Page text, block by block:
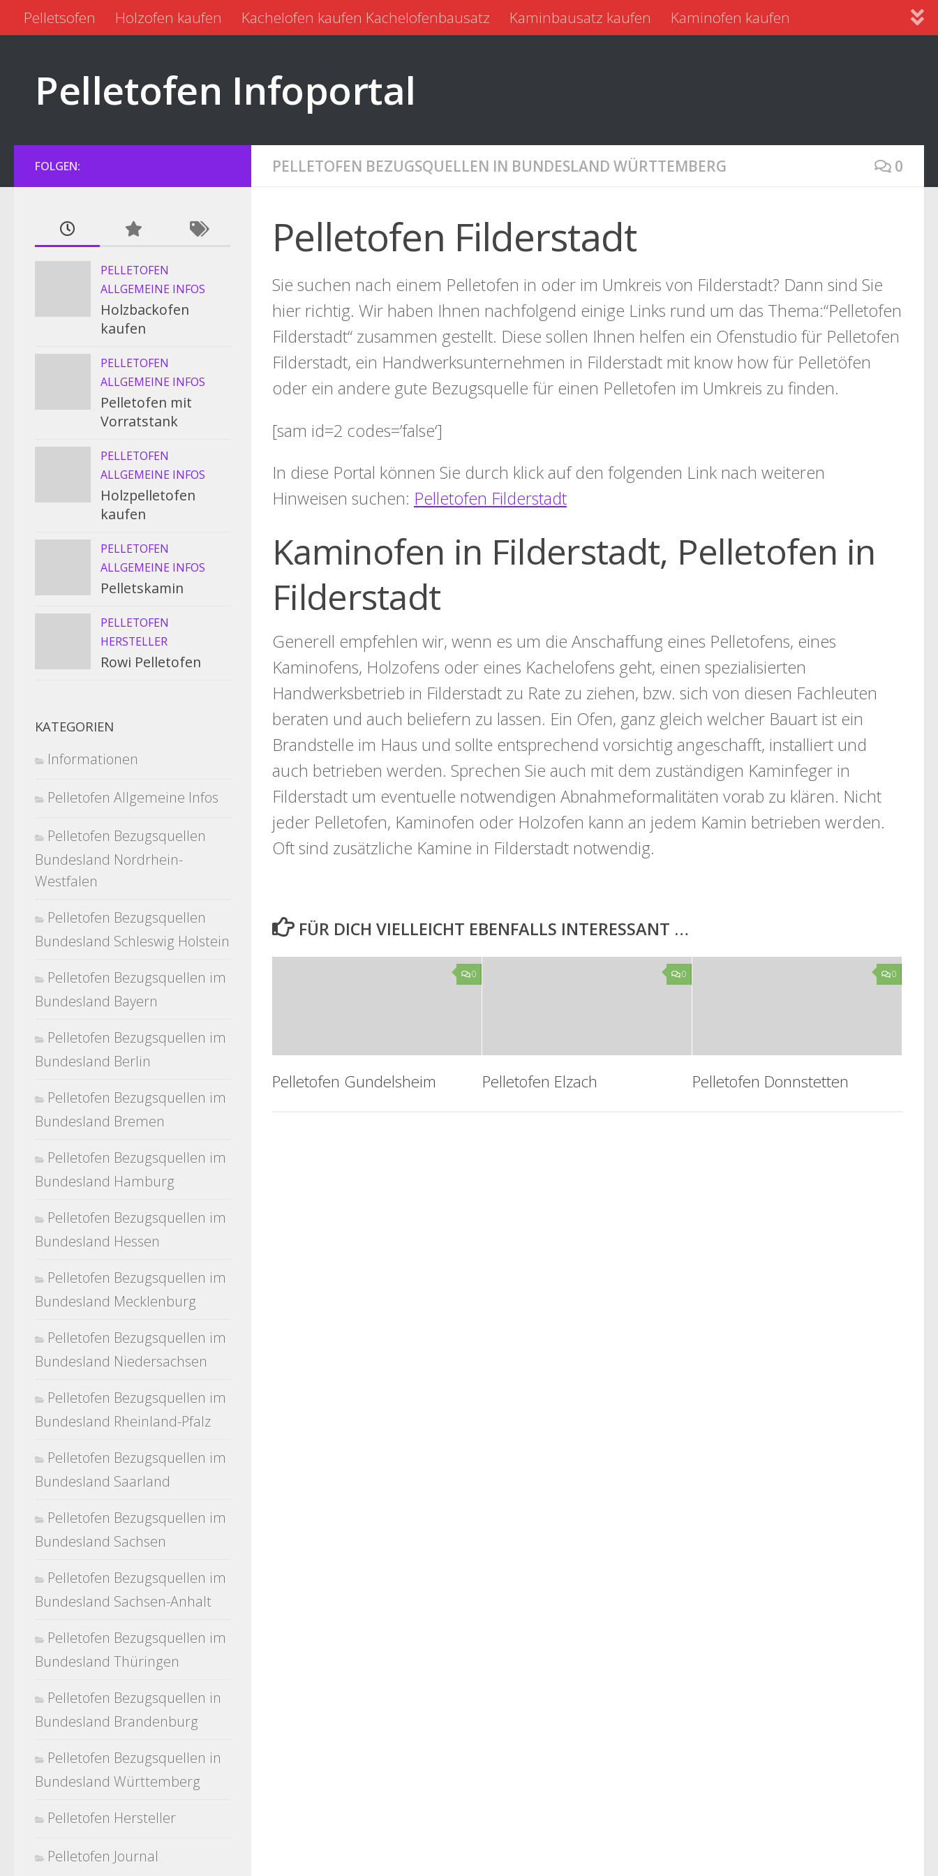
Zum Inhalt springen
Pelletsofen Holzofen kaufen Kachelofen kaufen Kachelofenbausatz Kaminbausatz kaufen
Kaminofen kaufen
Pelletofen Infoportal
PELLETOFEN BEZUGSQUELLEN IN BUNDESLAND WÜRTTEMBERG 0
Pelletofen Filderstadt
Sie suchen nach einem Pelletofen in oder im Umkreis von Filderstadt? Dann sind Sie
hier richtig. Wir haben Ihnen nachfolgend einige Links rund um das Thema:“Pelletofen
Filderstadt“ zusammen gestellt. Diese sollen Ihnen helfen ein Ofenstudio für Pelletofen
Filderstadt, ein Handwerksunternehmen in Filderstadt mit know how für Pelletöfen
oder ein andere gute Bezugsquelle für einen Pelletofen im Umkreis zu finden.
[sam id=2 codes=’false‘]
In diese Portal können Sie durch klick auf den folgenden Link nach weiteren
Hinweisen suchen: Pelletofen Filderstadt
Kaminofen in Filderstadt, Pelletofen in
Filderstadt
Generell empfehlen wir, wenn es um die Anschaffung eines Pelletofens, eines
Kaminofens, Holzofens oder eines Kachelofens geht, einen spezialisierten
Handwerksbetrieb in Filderstadt zu Rate zu ziehen, bzw. sich von diesen Fachleuten
beraten und auch beliefern zu lassen. Ein Ofen, ganz gleich welcher Bauart ist ein
Brandstelle im Haus und sollte entsprechend vorsichtig angeschafft, installiert und
auch betrieben werden. Sprechen Sie auch mit dem zuständigen Kaminfeger in
Filderstadt um eventuelle notwendigen Abnahmeformalitäten vorab zu klären. Nicht
jeder Pelletofen, Kaminofen oder Holzofen kann an jedem Kamin betrieben werden.
Oft sind zusätzliche Kamine in Filderstadt notwendig.
FÜR DICH VIELLEICHT EBENFALLS INTERESSANT …
0
Pelletofen Gundelsheim
0
Pelletofen Elzach
0
Pelletofen Donnstetten
FOLGEN:
PELLETOFEN
ALLGEMEINE INFOS
Holzbackofen
kaufen
PELLETOFEN
ALLGEMEINE INFOS
Pelletofen mit
Vorratstank
PELLETOFEN
ALLGEMEINE INFOS
Holzpelletofen
kaufen
PELLETOFEN
ALLGEMEINE INFOS
Pelletskamin
PELLETOFEN
HERSTELLER
Rowi Pelletofen
KATEGORIEN
Informationen
Pelletofen Allgemeine Infos
Pelletofen Bezugsquellen
Bundesland Nordrhein-
Westfalen
Pelletofen Bezugsquellen
Bundesland Schleswig Holstein
Pelletofen Bezugsquellen im
Bundesland Bayern
Pelletofen Bezugsquellen im
Bundesland Berlin
Pelletofen Bezugsquellen im
Bundesland Bremen
Pelletofen Bezugsquellen im
Bundesland Hamburg
Pelletofen Bezugsquellen im
Bundesland Hessen
Pelletofen Bezugsquellen im
Bundesland Mecklenburg
Pelletofen Bezugsquellen im
Bundesland Niedersachsen
Pelletofen Bezugsquellen im
Bundesland Rheinland-Pfalz
Pelletofen Bezugsquellen im
Bundesland Saarland
Pelletofen Bezugsquellen im
Bundesland Sachsen
Pelletofen Bezugsquellen im
Bundesland Sachsen-Anhalt
Pelletofen Bezugsquellen im
Bundesland Thüringen
Pelletofen Bezugsquellen in
Bundesland Brandenburg
Pelletofen Bezugsquellen in
Bundesland Württemberg
Pelletofen Hersteller
Pelletofen Journal